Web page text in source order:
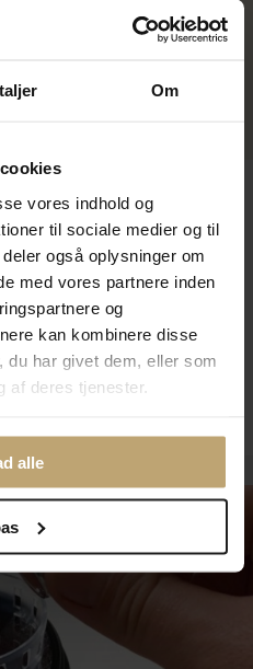
Om
vores indhold og
til sociale medier og til
også oplysninger om
med vores partnere inden
og
kan kombinere disse
du har givet dem, eller som
af deres tjenester.
alle
elegance
Pind J. forener det
der emmer af stil
kølige glans er vores
enhver
luksus til dit look. Hvert
fremstillet på vores eget
spænder bredt og
Fra slanke kæder til
der rig mulighed for at
din perosnlige stil. Er
foretrækker du et
rummer begge
smykke til både
for dig?